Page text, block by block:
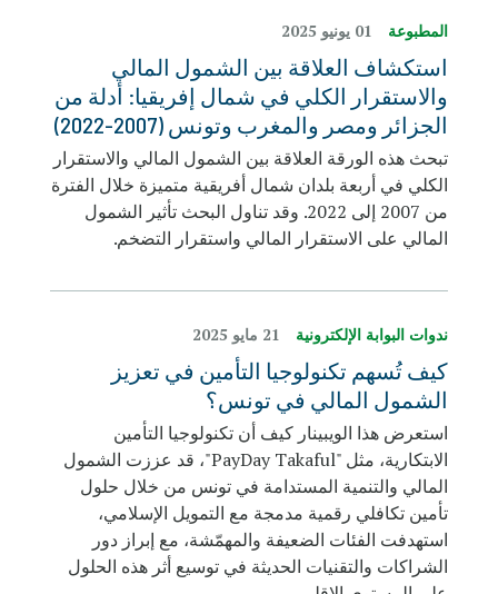
المطبوعة 01 يونيو 2025
استكشاف العلاقة بين الشمول المالي
والاستقرار الكلي في شمال إفريقيا: أدلة من
الجزائر ومصر والمغرب وتونس (2007-2022)
تبحث هذه الورقة العلاقة بين الشمول المالي والاستقرار
الكلي في أربعة بلدان شمال أفريقية متميزة خلال الفترة
من 2007 إلى 2022. وقد تناول البحث تأثير الشمول
المالي على الاستقرار المالي واستقرار التضخم.
ندوات البوابة الإلكترونية 21 مايو 2025
كيف تُسهم تكنولوجيا التأمين في تعزيز
الشمول المالي في تونس؟
استعرض هذا الويبينار كيف أن تكنولوجيا التأمين
الابتكارية، مثل "PayDay Takaful"، قد عززت الشمول
المالي والتنمية المستدامة في تونس من خلال حلول
تأمين تكافلي رقمية مدمجة مع التمويل الإسلامي،
استهدفت الفئات الضعيفة والمهمّشة، مع إبراز دور
الشراكات والتقنيات الحديثة في توسيع أثر هذه الحلول